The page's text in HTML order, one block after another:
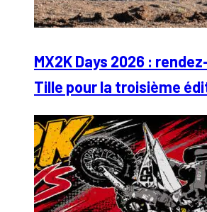
MX2K Days 2026 :
Tille pour la troisième